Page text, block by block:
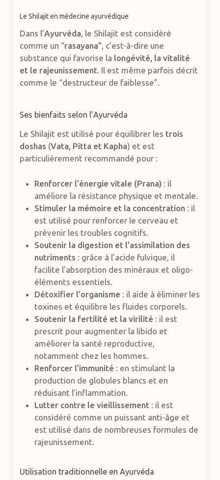
Le Shilajit en médecine ayurvédique
Dans l’Ayurvéda, le Shilajit est considéré
comme un “rasayana”, c’est-à-dire une
substance qui favorise la longévité, la vitalité
et le rajeunissement. Il est même parfois décrit
comme le “destructeur de faiblesse”.
Ses bienfaits selon l’Ayurvéda
Le Shilajit est utilisé pour équilibrer les trois
doshas (Vata, Pitta et Kapha) et est
particulièrement recommandé pour :
Renforcer l’énergie vitale (Prana) : il
améliore la résistance physique et mentale.
Stimuler la mémoire et la concentration : il
est utilisé pour renforcer le cerveau et
prévenir les troubles cognitifs.
Soutenir la digestion et l’assimilation des
nutriments : grâce à l’acide fulvique, il
facilite l’absorption des minéraux et oligo-
éléments essentiels.
Détoxifier l’organisme : il aide à éliminer les
toxines et équilibre les fluides corporels.
Soutenir la fertilité et la virilité : il est
prescrit pour augmenter la libido et
améliorer la santé reproductive,
notamment chez les hommes.
Renforcer l’immunité : en stimulant la
production de globules blancs et en
réduisant l’inflammation.
Lutter contre le vieillissement : il est
considéré comme un puissant anti-âge et
est utilisé dans de nombreuses formules de
rajeunissement.
Utilisation traditionnelle en Ayurvéda